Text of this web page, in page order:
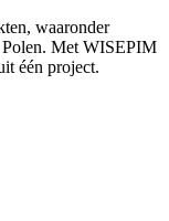
waaronder
Met WISEPIM
één project.